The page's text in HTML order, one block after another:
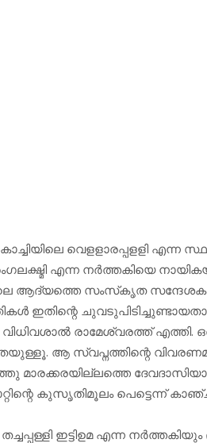
വെളളാരപ്പളളി എന്ന
എന്ന നര്‍ത്തകിയെ
ആദ്യത്തെ സംസ്‌കൃത
ഇതിന്റെ
രാമേശ്വരത്ത് എത്തി.
ആ സ്വപ്നത്തിന്റെ
മാരക്കരയില്ലത്തെ
കുസൃതിമൂലം പെട്ടെന്ന്
ഇട്ടിഉമ എന്ന